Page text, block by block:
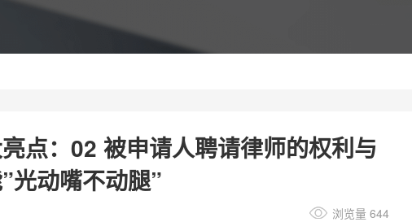
点：02 被申请人聘请律师的权利与
动嘴不动腿”
浏览量 644